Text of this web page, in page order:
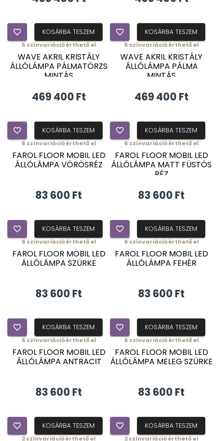
favorite_border KOSÁRBA TESZEM favorite_border KOSÁRBA TESZEM
5 színvariáció érthető el
WAVE AKRIL KRISTÁLY
ÁLLÓLÁMPA PÁLMATÖRZS
MINTÁS
469 400 Ft
favorite_border KOSÁRBA TESZEM
5 színvariáció érthető el
WAVE AKRIL KRISTÁLY
ÁLLÓLÁMPA PÁLMA
MINTÁS
469 400 Ft
favorite_border KOSÁRBA TESZEM
6 színvariáció érthető el
FAROL FLOOR MOBIL LED
ÁLLÓLÁMPA VÖRÖSRÉZ
83 600 Ft
favorite_border KOSÁRBA TESZEM
6 színvariáció érthető el
FAROL FLOOR MOBIL LED
ÁLLÓLÁMPA MATT FÜSTÖS
RÉZ
83 600 Ft
favorite_border KOSÁRBA TESZEM
6 színvariáció érthető el
FAROL FLOOR MOBIL LED
ÁLLÓLÁMPA SZÜRKE
83 600 Ft
favorite_border KOSÁRBA TESZEM
6 színvariáció érthető el
FAROL FLOOR MOBIL LED
ÁLLÓLÁMPA FEHÉR
83 600 Ft
favorite_border KOSÁRBA TESZEM
6 színvariáció érthető el
FAROL FLOOR MOBIL LED
ÁLLÓLÁMPA ANTRACIT
83 600 Ft
favorite_border KOSÁRBA TESZEM
6 színvariáció érthető el
FAROL FLOOR MOBIL LED
ÁLLÓLÁMPA MELEG SZÜRKE
83 600 Ft
favorite_border KOSÁRBA TESZEM
2színvariáció érthető el 2színvariáció érthető el